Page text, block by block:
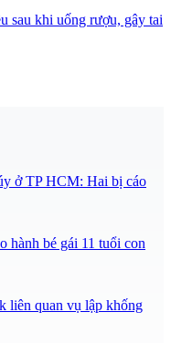
sau khi uống rượu, gây tai
ở TP HCM: Hai bị cáo
hành bé gái 11 tuổi con
liên quan vụ lập khống